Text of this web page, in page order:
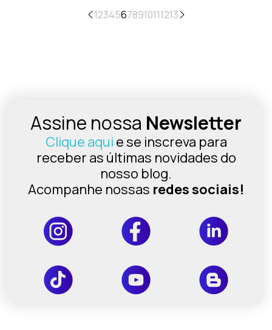
12345678910111213
Assine nossa Newsletter
Clique aqui e se inscreva para
receber as últimas novidades do
nosso blog.
Acompanhe nossas redes sociais!